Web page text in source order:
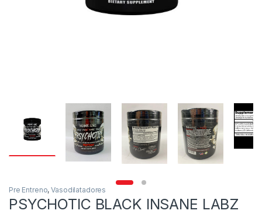
Pre Entreno,Vasodilatadores
PSYCHOTIC BLACK INSANE LABZ